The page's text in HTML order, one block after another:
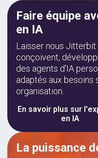
Faire équipe
en IA
Laisser nous
conçoivent,
des agents d'IA
adaptés aux
organisation.
En savoir plus sur
en IA
La puissance